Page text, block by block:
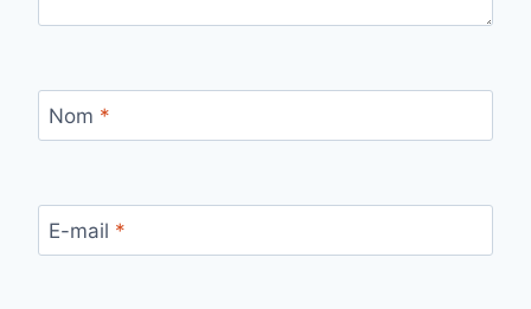
Nom *
E-mail *